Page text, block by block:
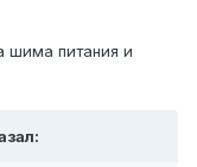
шима питания и